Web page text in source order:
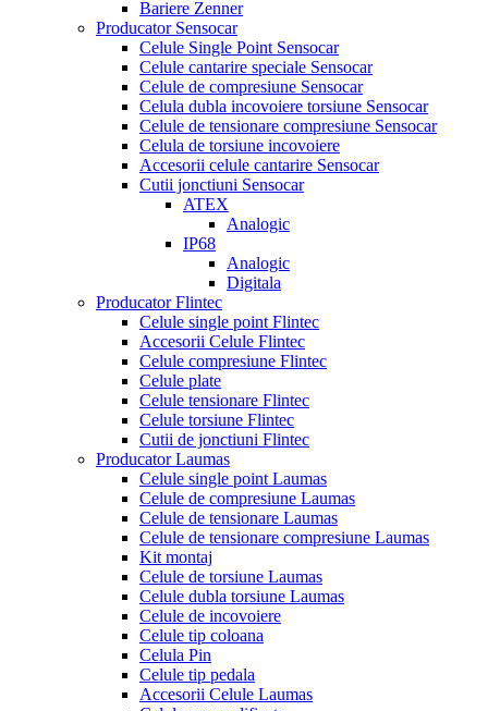
Bariere Zenner
Producator Sensocar
Celule Single Point Sensocar
Celule cantarire speciale Sensocar
Celule de compresiune Sensocar
Celula dubla incovoiere torsiune Sensocar
Celule de tensionare compresiune Sensocar
Celula de torsiune incovoiere
Accesorii celule cantarire Sensocar
Cutii jonctiuni Sensocar
ATEX
Analogic
IP68
Analogic
Digitala
Producator Flintec
Celule single point Flintec
Accesorii Celule Flintec
Celule compresiune Flintec
Celule plate
Celule tensionare Flintec
Celule torsiune Flintec
Cutii de jonctiuni Flintec
Producator Laumas
Celule single point Laumas
Celule de compresiune Laumas
Celule de tensionare Laumas
Celule de tensionare compresiune Laumas
Kit montaj
Celule de torsiune Laumas
Celule dubla torsiune Laumas
Celule de incovoiere
Celule tip coloana
Celula Pin
Celule tip pedala
Accesorii Celule Laumas